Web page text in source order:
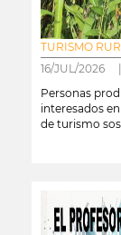
TURISMO
16/JUL/2026
Personas
interesados
de turismo